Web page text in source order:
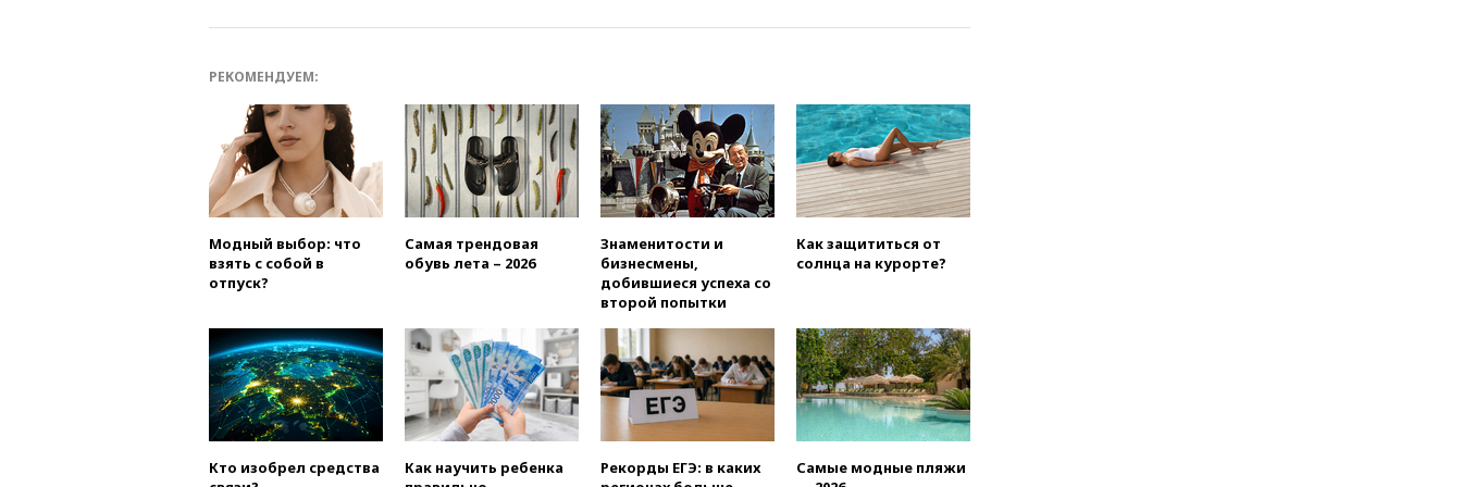
бесплатно
признала свою вину
10:41
Пашинян: Армения
понимает невозможность
одновременного членства в
ЕС и ЕАЭС
20 сотрудников пунктов
обмена криптовалюты в
«Москве-Сити»
тратить средства дорожных
фондов на защиту трасс от
БПЛА
Хакеры нашли
документы об ударах ВСУ по
России
РЕКОМЕНДУЕМ:
Модный выбор: что
взять с собой в
отпуск?
Самая трендовая
обувь лета – 2026
Знаменитости и
бизнесмены,
добившиеся успеха со
второй попытки
Как защититься от
солнца на курорте?
Кто изобрел средства
Как научить ребенка
Рекорды ЕГЭ: в каких
Самые модные пляжи